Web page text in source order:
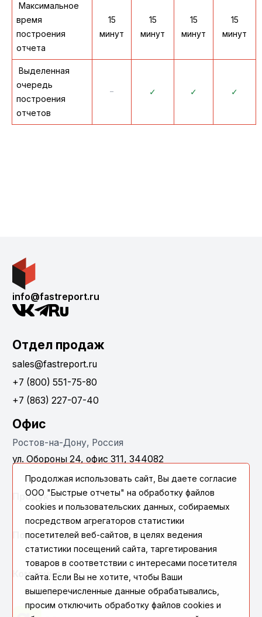
Максимальное
время
построения
отчета
15
минут
15
минут
15
минут
15
минут
Выделенная
очередь
построения
отчетов
᠆ ✓ ✓ ✓
info@fastreport.ru
Отдел продаж
sales@fastreport.ru
+7 (800) 551-75-80
+7 (863) 227-07-40
Офис
Ростов-на-Дону, Россия
ул. Обороны 24, офис 311, 344082
Продукты
Поддержка
Компания
Продолжая использовать сайт, Вы даете согласие
ООО "Быстрые отчеты" на обработку файлов
cookies и пользовательских данных, собираемых
посредством агрегаторов статистики
посетителей веб-сайтов, в целях ведения
статистики посещений сайта, таргетирования
товаров в соответствии с интересами посетителя
сайта. Если Вы не хотите, чтобы Ваши
вышеперечисленные данные обрабатывались,
просим отключить обработку файлов cookies и